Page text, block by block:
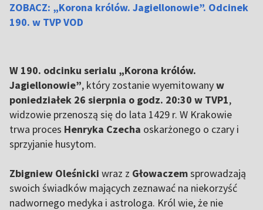
ZOBACZ: „Korona królów. Jagiellonowie”. Odcinek
190. w TVP VOD
W 190. odcinku serialu „Korona królów.
Jagiellonowie”, który zostanie wyemitowanyw
poniedziałek 26 sierpnia o godz. 20:30 w TVP1,
widzowie przenoszą się do lata 1429 r. W Krakowie
trwa proces Henryka Czecha oskarżonego o czary i
sprzyjanie husytom.
Zbigniew Oleśnicki wraz z Głowaczemsprowadzają
swoich świadków mających zeznawać na niekorzyść
nadwornego medyka i astrologa. Król wie, że nie